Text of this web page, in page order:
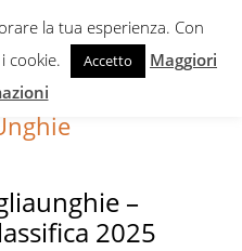
–
2025
la tua esperienza. Con
cookie.
Accetto
Maggiori